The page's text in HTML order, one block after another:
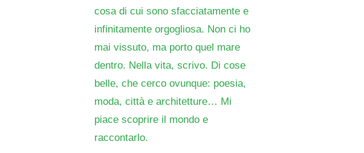
cosa di cui sono sfacciatamente e
infinitamente orgogliosa. Non ci ho
mai vissuto, ma porto quel mare
dentro. Nella vita, scrivo. Di cose
belle, che cerco ovunque: poesia,
moda, città e architetture… Mi
piace scoprire il mondo e
raccontarlo.